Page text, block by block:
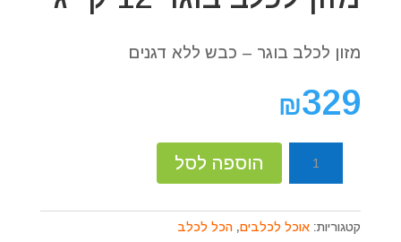
מזון לכלב בוגר – כבש ללא דגנים
₪329
אולטימט
הוספה לסל
קטגוריות: אוכל לכלבים, הכל לכלב